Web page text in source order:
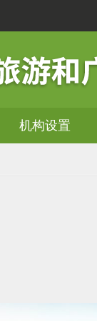
机构设置